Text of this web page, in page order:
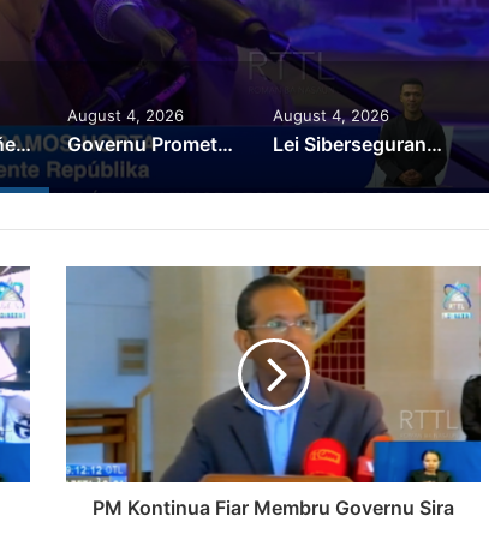
PR Horta Rekoñese Timoroan Sira Iha Diáspora Nia Kontribuisaun
August 4, 2026
Governu Promete Tau Prioridade ba Setór Minerais no Setór Produtivu
August 4, 2026
Lei Siberseguransa Ajuda Autoridade Polisiál Kaptura Autór Kriminozu ho Paradeiru Iha Estranjeiru
PM Kontinua Fiar Membru Governu Sira